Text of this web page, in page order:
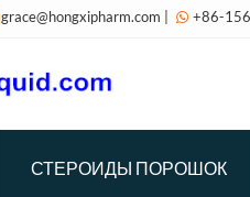
grace@hongxipharm.com  +86-
СТЕРОИДЫ ПОРОШОК